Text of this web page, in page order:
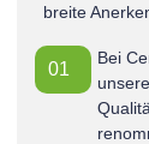
breite
01
Bei